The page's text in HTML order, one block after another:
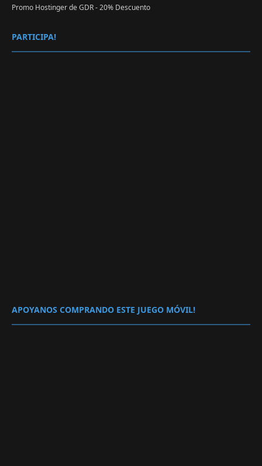
Promo Hostinger de GDR - 20% Descuento
PARTICIPA!
APOYANOS COMPRANDO ESTE JUEGO MÓVIL!